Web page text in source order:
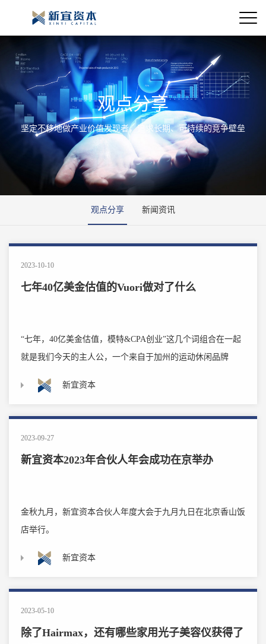
观点分享
坚定不移地做产业价值发现者，追求长期、可持续的竞争壁垒
观点分享 新闻资讯
2023-10-10
七年40亿美金估值的Vuori做对了什么
“七年，40亿美金估值，模特&CPA创业”这几个词组合在一起
就是我们今天的主人公，一个来自于加州的运动休闲品牌
新宜资本
2023-09-27
新宜资本2023年合伙人年会成功在京举办
金秋九月，新宜资本合伙人年度大会于九月九日在北京香山饭
店举行。
新宜资本
2023-05-10
除了Hairmax，还有哪些家用光子美容仪获得了